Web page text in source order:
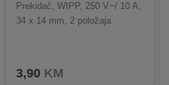
Prekidač, WIPP, 250 V~/ 10 A,
34 x 14 mm, 2 položaja
3,90 KM